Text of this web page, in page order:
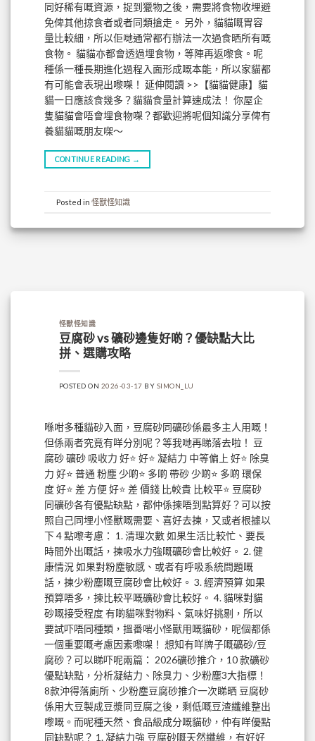
同好稀有嘅資源，捉到獵物之後，需要將食物收埋避
免俾其他掠食者或者同類搶走。 另外，貓貓嘅胃容
量比較細，所以佢哋通常都冇辦法一次過食晒所有嘅
食物。 貓貓亦都會透過埋食物，等陣再返嚟食。呢
種係一種長期進化過程入面形成嘅本能，所以家貓都
有可能會表現出嚟㗎！ 延伸閱讀 >>【貓貓健康】貓
貓一日應該食幾多？貓貓食量計算速成法！ 你屋企
隻貓貓會唔會埋食物㗎？都歡迎將呢個知識分享俾有
養貓貓嘅朋友㗎～
CONTINUE READING →
Posted in 怪獸怪知識
怪獸怪知識
豆腐砂 vs 礦砂邊隻好啲？優缺點大比
拼、選購攻略
POSTED ON 2026-03-17 BY SIMON_LU
喺咁多種貓砂入面，豆腐砂同礦砂係最多主人用嘅！
但係兩者究竟有咩分別呢？等我哋再睇落去啦！ 豆
腐砂 礦砂 吸收力 好⭐ 好⭐ 凝結力 中等偏上 好⭐ 除臭
力 好⭐ 普通 粉塵 少啲⭐ 多啲 帶砂 少啲⭐ 多啲 環保
度 好⭐ 差 方便 好⭐ 差 價錢 比較貴 比較平⭐ 豆腐砂
同礦砂各有優點缺點，都仲係揀唔到點算好？可以按
照自己同埋小怪獸嘅需要、喜好去揀，又或者根據以
下 4 點嚟考慮： 1. 清理次數 如果生活比較忙、要長
時間外出嘅話，揀吸水力強嘅礦砂會比較好。 2. 健
康情況 如果對粉塵敏感、或者有呼吸系統問題嘅
話，揀少粉塵嘅豆腐砂會比較好。 3. 經濟預算 如果
預算唔多，揀比較平嘅礦砂會比較好。 4. 貓咪對貓
砂嘅接受程度 有啲貓咪對物料、氣味好挑剔，所以
要試吓唔同種類，搵番啱小怪獸用嘅貓砂，呢個都係
一個重要嘅考慮因素嚟㗎！ 想知有咩牌子嘅礦砂/豆
腐砂？可以睇吓呢兩篇： 2026礦砂推介，10 款礦砂
優點缺點，分析凝結力、除臭力、少粉塵3大指標！
8款沖得落廁所、少粉塵豆腐砂推介一次睇晒 豆腐砂
係用大豆製成豆漿同豆腐之後，剩低嘅豆渣纖維整出
嚟嘅。而呢種天然、食品級成分嘅貓砂，仲有咩優點
同缺點呢？ 1. 凝結力強 豆腐砂嘅天然纖維，有好好